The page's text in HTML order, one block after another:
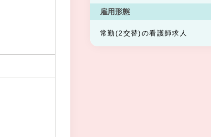
雇用形態
常勤(2交替)の看護師求人